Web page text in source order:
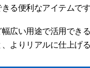
る便利なアイテムです
広い用途で活用でき
よりリアルに仕上げ